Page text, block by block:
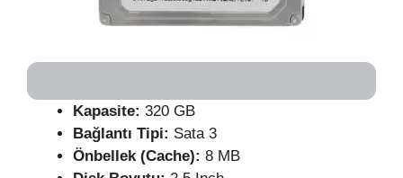
Kapasite: 320 GB
Bağlantı Tipi: Sata 3
Önbellek (Cache): 8 MB